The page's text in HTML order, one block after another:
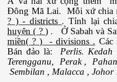
Đông Mã Lai. Mỗi xứ chia
? ) - districts . Tỉnh lại
huyện ( ?) . Ở Sabah và
miền( ? ) - divisions .
Bán đảo là: Perlis.
Terengganu, Perak ,
Sembilan , Malacca , Johor